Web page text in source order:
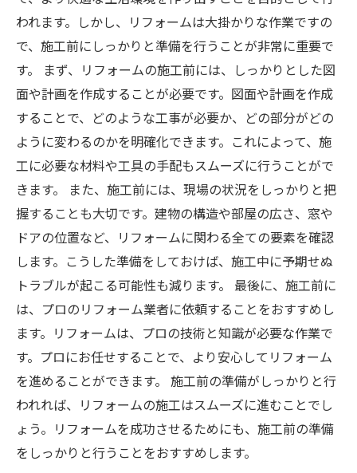
われます。しかし、リフォームは大掛かりな作業ですの
で、施工前にしっかりと準備を行うことが非常に重要で
す。 まず、リフォームの施工前には、しっかりとした図
面や計画を作成することが必要です。図面や計画を作成
することで、どのような工事が必要か、どの部分がどの
ように変わるのかを明確化できます。これによって、施
工に必要な材料や工具の手配もスムーズに行うことがで
きます。 また、施工前には、現場の状況をしっかりと把
握することも大切です。建物の構造や部屋の広さ、窓や
ドアの位置など、リフォームに関わる全ての要素を確認
します。こうした準備をしておけば、施工中に予期せぬ
トラブルが起こる可能性も減ります。 最後に、施工前に
は、プロのリフォーム業者に依頼することをおすすめし
ます。リフォームは、プロの技術と知識が必要な作業で
す。プロにお任せすることで、より安心してリフォーム
を進めることができます。 施工前の準備がしっかりと行
われれば、リフォームの施工はスムーズに進むことでし
ょう。リフォームを成功させるためにも、施工前の準備
をしっかりと行うことをおすすめします。